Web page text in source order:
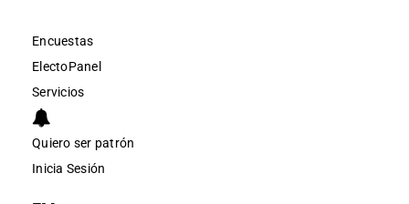
Encuestas
ElectoPanel
Servicios
Quiero ser patrón
Inicia Sesión